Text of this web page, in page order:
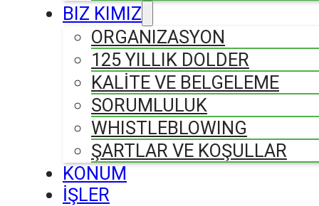
BIZ KIMIZ
ORGANIZASYON
125 YILLIK DOLDER
KALİTE VE BELGELEME
SORUMLULUK
WHISTLEBLOWING
ŞARTLAR VE KOŞULLAR
KONUM
İŞLER